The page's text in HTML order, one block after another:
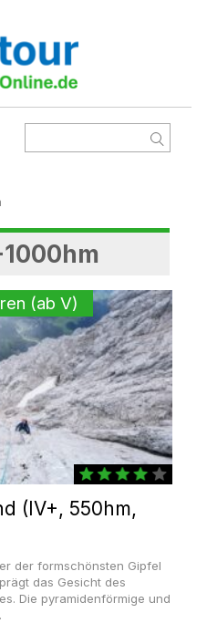
(ab V)
(IV+, 550hm,
der formschönsten Gipfel
das Gesicht des
Die pyramidenförmige und